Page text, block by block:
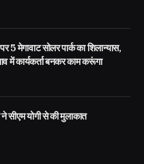
5 मेगावाट सोलर पार्क का शिलान्यास,
में कार्यकर्ता बनकर काम करूंगा
सीएम योगी से की मुलाकात